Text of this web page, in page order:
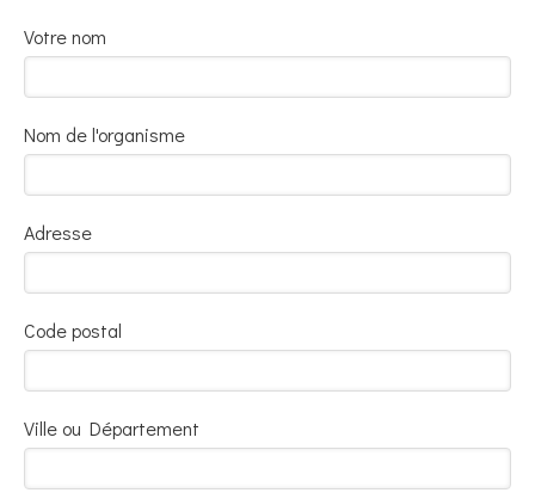
Votre nom
Nom de l'organisme
Adresse
Code postal
Ville ou Département